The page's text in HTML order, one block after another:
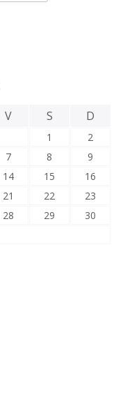
V S D
1
2
7 8
9
14 15
16
21 22
23
28 29
30